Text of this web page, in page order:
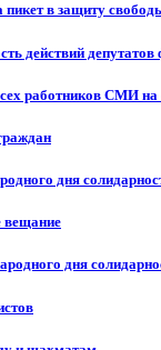
в защиту
действий депутатов
работников СМИ на
дня
вещание
дня